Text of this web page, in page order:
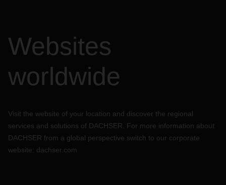
Websites
worldwide
Visit the website of your location and discover the regional
services and solutions of DACHSER. For more information about
DACHSER from a global perspective switch to our corporate
website: dachser.com